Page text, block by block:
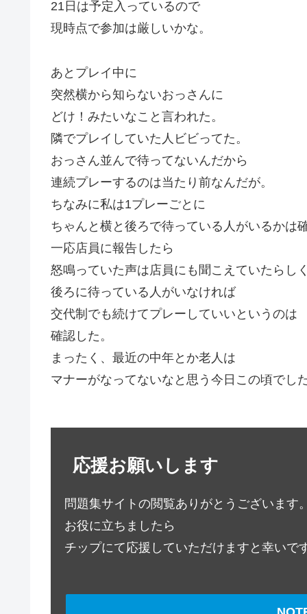
21日は予定入っているので
現時点で参加は厳しいかな。
あとプレイ中に
突然横から知らないおっさんに
どけ！みたいなこと言われた。
隣でプレイしていた人ビビってた。
おっさん並んで待ってないんだから
連続プレーするのは当たり前なんだが。
ちなみに私は1プレーごとに
ちゃんと横と後ろで待っている人がいるかは
一応店員に報告したら
怒鳴っていた声は店員にも聞こえていたらしく
後ろに待っている人がいなければ
交代制でも続けてプレーしていいというのは
確認した。
まったく、最近の中年とか老人は
マナーがなってないなと思う今日この頃でした
応援お願いします
問題集サイトの閲覧ありがとうございます。
お役に立ちましたら
チップにて応援していただけますと幸いです